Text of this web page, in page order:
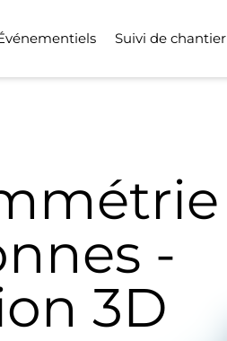
Suivi de chantier
-
3D